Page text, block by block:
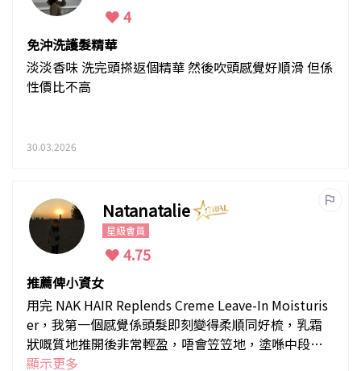
4
免沖洗護髮精華
淡淡香味 洗完頭搽返個精華 然後吹頭感覺好順滑 但係
性價比不高
30.03.2026
Natanatalie
星級會員
4.75
推薦俾小資女
用完 NAK HAIR Replends Creme Leave-In Moisturis
er，我第一個感覺係頭髮即刻變得柔順同好梳，乳霜
狀嘅質地推開後非常輕盈，唔會笠笠地，塗喺中段到
髮尾之後，毛躁同分叉明顯減少，髮絲有光澤感，好
顯示更多